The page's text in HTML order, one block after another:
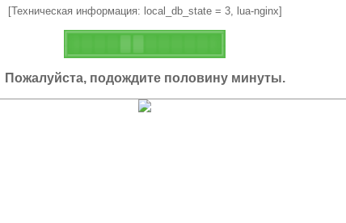
[Техническая информация: local_db_state = 3, lua-nginx]
Пожалуйста, подождите половину минуты.